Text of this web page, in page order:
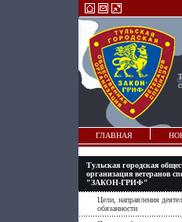
ГЛАВНАЯ
Тульская городская
организация ветеранов
"ЗАКОН-ГРИФ"
Цели, направления
обязанности